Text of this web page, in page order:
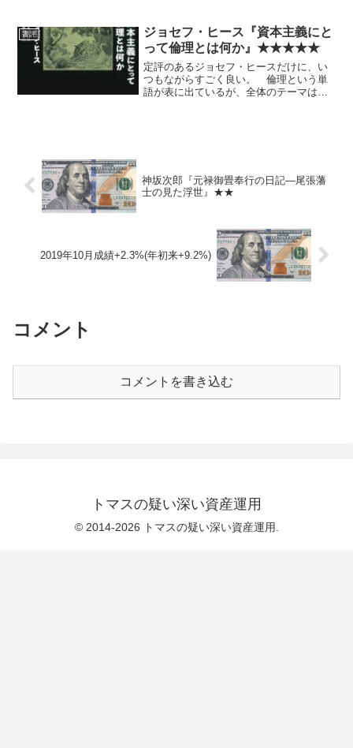
ルタイムベスト級...
書評
ジョセフ・ヒース『資本主義にと
って倫理とは何か』★★★★★
定評のあるジョセフ・ヒースだけに、い
つもながらすごく良い。 倫理という単
語が表に出ているが、全体のテーマは、
神坂次郎『元禄御畳奉行の日記―尾張藩
士の見た浮世』★★
2019年10月成績+2.3%(年初来+9.2%)
コメント
コメントを書き込む
トマスの疑い深い資産運用
© 2014-2026 トマスの疑い深い資産運用.